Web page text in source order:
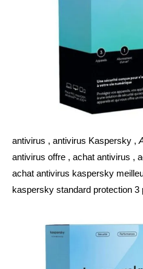
antivirus , antivirus Kaspersky ,
antivirus offre , achat antivirus ,
achat antivirus kaspersky
kaspersky standard protection 3